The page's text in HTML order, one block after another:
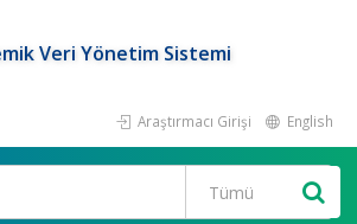
Veri Yönetim Sistemi
Araştırmacı Girişi English